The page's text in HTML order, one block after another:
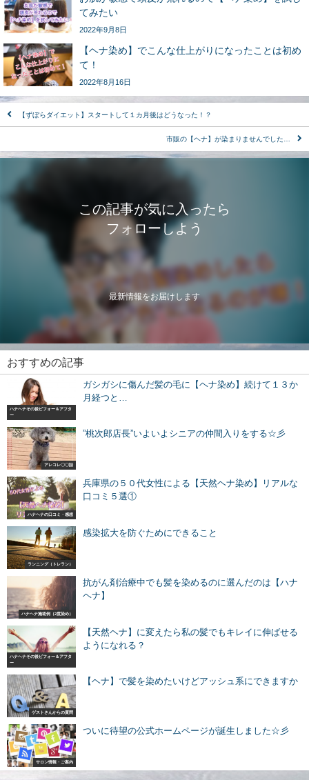
てみたい
2022年9月8日
【ヘナ染め】でこんな仕上がりになったことは初め
て！
2022年8月16日
【ずぼらダイエット】スタートして１カ月後はどうなった！？
市販の【ヘナ】が染まりませんでした…
この記事が気に入ったら
フォローしよう
最新情報をお届けします
おすすめの記事
ハナヘナその後ビフォー＆アフタ
ー
ガシガシに傷んだ髪の毛に【ヘナ染め】続けて１３か
月経つと…
アレコレ〇〇話
”桃次郎店長”いよいよシニアの仲間入りをする☆彡
ハナヘナの口コミ・感想
兵庫県の５０代女性による【天然ヘナ染め】リアルな
口コミ５選①
ランニング（トレラン）
感染拡大を防ぐためにできること
ハナヘナ施術例（2度染め）
抗がん剤治療中でも髪を染めるのに選んだのは【ハナ
ヘナ】
ハナヘナその後ビフォー＆アフタ
ー
【天然ヘナ】に変えたら私の髪でもキレイに伸ばせる
ようになれる？
ゲストさんからの質問
【ヘナ】で髪を染めたいけどアッシュ系にできますか
サロン情報・ご案内
ついに待望の公式ホームページが誕生しました☆彡